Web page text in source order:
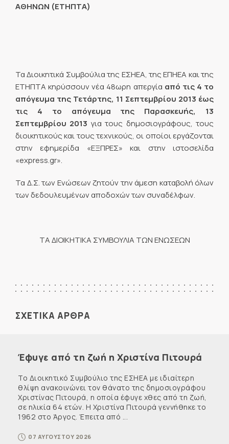
ΑΘΗΝΩΝ (ΕΤΗΠΤΑ)
Τα Διοικητικά Συμβούλια της ΕΣΗΕΑ, της ΕΠΗΕΑ και της
ΕΤΗΠΤΑ κηρύσσουν νέα 48ωρη απεργία από τις 4 το
απόγευμα της Τετάρτης, 11 Σεπτεμβρίου 2013 έως
τις 4 το απόγευμα της Παρασκευής, 13
Σεπτεμβρίου 2013 για τους δημοσιογράφους, τους
διοικητικούς και τους τεχνικούς, οι οποίοι εργάζονται
στην εφημερίδα «ΕΞΠΡΕΣ» και στην ιστοσελίδα
«express.gr».
Τα Δ.Σ. των Ενώσεων ζητούν την άμεση καταβολή όλων
των δεδουλευμένων αποδοχών των συναδέλφων.
ΤΑ ΔΙΟΙΚΗΤΙΚΑ ΣΥΜΒΟΥΛΙΑ ΤΩΝ ΕΝΩΣΕΩΝ
ΣΧΕΤΙΚΑ ΑΡΘΡΑ
Έφυγε από τη ζωή η Χριστίνα Πιτουρά
Το Διοικητικό Συμβούλιο της ΕΣΗΕΑ με ιδιαίτερη
θλίψη ανακοινώνει τον θάνατο της δημοσιογράφου
Χριστίνας Πιτουρά, η οποία έφυγε χθες από τη ζωή,
σε ηλικία 64 ετών. Η Χριστίνα Πιτουρά γεννήθηκε το
1962 στο Άργος. Έπειτα από ...
07 ΑΥΓΟΥΣΤΟΥ 2026